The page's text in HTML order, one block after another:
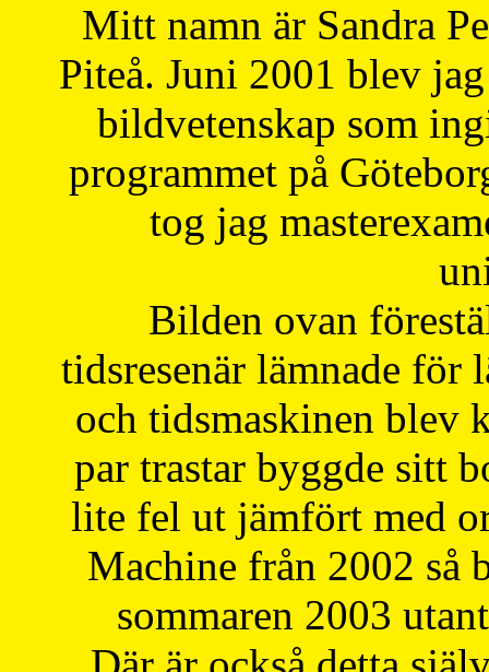
Mitt namn är Sandra
Piteå. Juni 2001 blev
bildvetenskap som
programmet på
tog jag
Bilden ovan
tidsresenär lämnade för
och tidsmaskinen blev
par trastar byggde sitt
lite fel ut jämfört med
Machine från 2002 så
sommaren 2003